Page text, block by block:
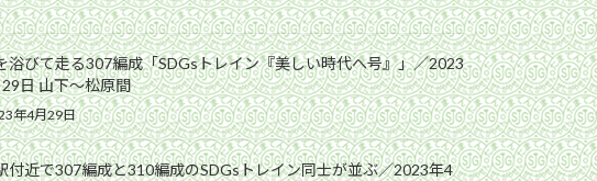
浴びて走る307編成「SDGsトレイン『美しい時代へ号』」／2023
日 山下〜松原間
年4月29日
付近で307編成と310編成のSDGsトレイン同士が並ぶ／2023年4